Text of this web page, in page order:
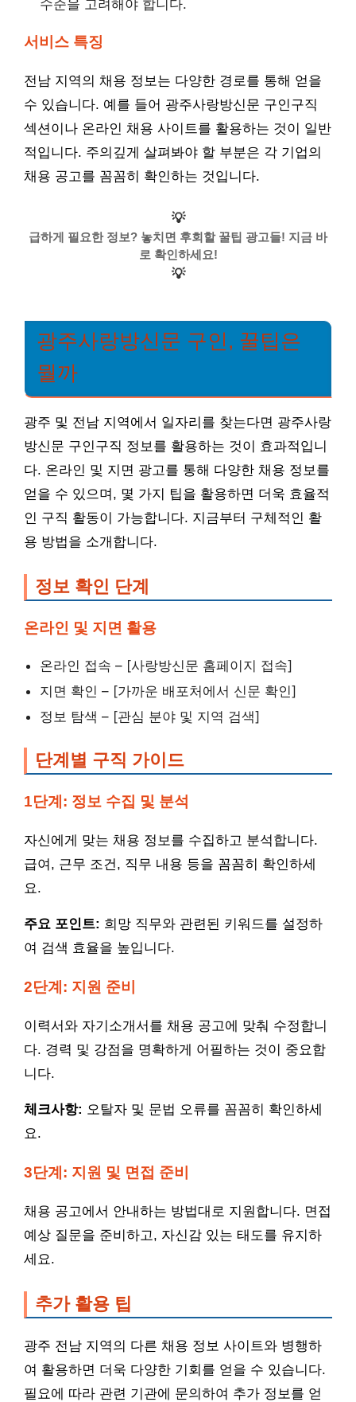
수준을 고려해야 합니다.
서비스 특징
전남 지역의 채용 정보는 다양한 경로를 통해 얻을
수 있습니다. 예를 들어 광주사랑방신문 구인구직
섹션이나 온라인 채용 사이트를 활용하는 것이 일반
적입니다. 주의깊게 살펴봐야 할 부분은 각 기업의
채용 공고를 꼼꼼히 확인하는 것입니다.
💡
급하게 필요한 정보? 놓치면 후회할 꿀팁 광고들! 지금 바
로 확인하세요!
💡
광주사랑방신문 구인, 꿀팁은
뭘까
광주 및 전남 지역에서 일자리를 찾는다면 광주사랑
방신문 구인구직 정보를 활용하는 것이 효과적입니
다. 온라인 및 지면 광고를 통해 다양한 채용 정보를
얻을 수 있으며, 몇 가지 팁을 활용하면 더욱 효율적
인 구직 활동이 가능합니다. 지금부터 구체적인 활
용 방법을 소개합니다.
정보 확인 단계
온라인 및 지면 활용
온라인 접속 – [사랑방신문 홈페이지 접속]
지면 확인 – [가까운 배포처에서 신문 확인]
정보 탐색 – [관심 분야 및 지역 검색]
단계별 구직 가이드
1단계: 정보 수집 및 분석
자신에게 맞는 채용 정보를 수집하고 분석합니다.
급여, 근무 조건, 직무 내용 등을 꼼꼼히 확인하세
요.
주요 포인트: 희망 직무와 관련된 키워드를 설정하
여 검색 효율을 높입니다.
2단계: 지원 준비
이력서와 자기소개서를 채용 공고에 맞춰 수정합니
다. 경력 및 강점을 명확하게 어필하는 것이 중요합
니다.
체크사항: 오탈자 및 문법 오류를 꼼꼼히 확인하세
요.
3단계: 지원 및 면접 준비
채용 공고에서 안내하는 방법대로 지원합니다. 면접
예상 질문을 준비하고, 자신감 있는 태도를 유지하
세요.
추가 활용 팁
광주 전남 지역의 다른 채용 정보 사이트와 병행하
여 활용하면 더욱 다양한 기회를 얻을 수 있습니다.
필요에 따라 관련 기관에 문의하여 추가 정보를 얻